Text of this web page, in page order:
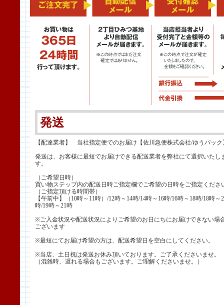
発送
【配達業者】 当社指定便でのお届け【佐川急便株式会社/ゆうパック
発送は、お客様に最短でお届けできる配送業者を弊社にて選択いたし
す。
（ご希望日時）
買い物ステップ内の配送日時ご指定欄でご希望の日時をご指定くださ
（ご指定頂ける時間帯）
【午前中】（10時～11時）/12時～14時/14時～16時/16時～18時/18時～
時/19時～21時
※ご入金状況や配送状況によりご希望のお日にちにお届けできない場
ございます
※最短にてお届け希望の方は、配送希望日を空白にしてください。
※当店、土日祝は発送お休み頂いております。ご了承くださいませ。
（混雑時、遅れる場合もございます。ご理解くださいませ。）